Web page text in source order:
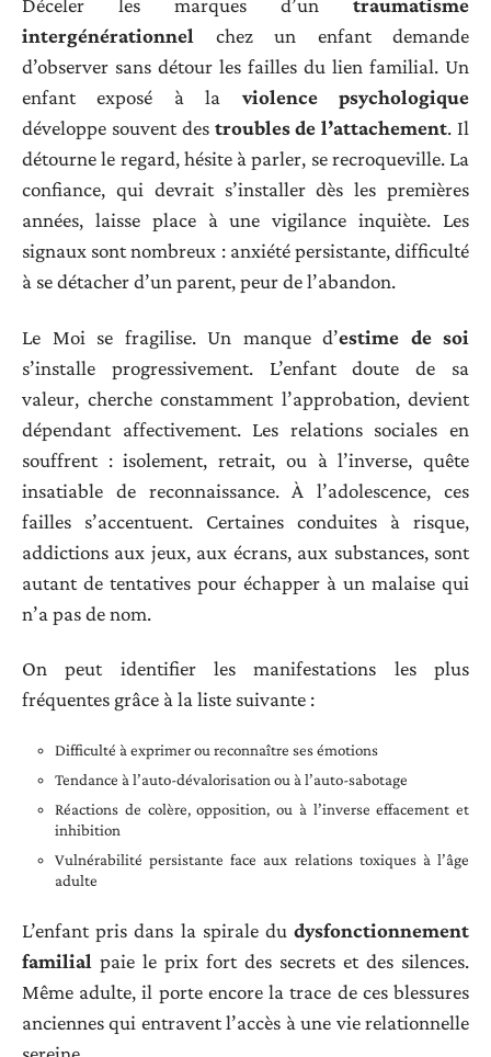
Déceler les marques d’un traumatisme
intergénérationnel chez un enfant demande
d’observer sans détour les failles du lien familial. Un
enfant exposé à la violence psychologique
développe souvent des troubles de l’attachement. Il
détourne le regard, hésite à parler, se recroqueville. La
confiance, qui devrait s’installer dès les premières
années, laisse place à une vigilance inquiète. Les
signaux sont nombreux : anxiété persistante, difficulté
à se détacher d’un parent, peur de l’abandon.
Le Moi se fragilise. Un manque d’estime de soi
s’installe progressivement. L’enfant doute de sa
valeur, cherche constamment l’approbation, devient
dépendant affectivement. Les relations sociales en
souffrent : isolement, retrait, ou à l’inverse, quête
insatiable de reconnaissance. À l’adolescence, ces
failles s’accentuent. Certaines conduites à risque,
addictions aux jeux, aux écrans, aux substances, sont
autant de tentatives pour échapper à un malaise qui
n’a pas de nom.
On peut identifier les manifestations les plus
fréquentes grâce à la liste suivante :
Difficulté à exprimer ou reconnaître ses émotions
Tendance à l’auto-dévalorisation ou à l’auto-sabotage
Réactions de colère, opposition, ou à l’inverse effacement et
inhibition
Vulnérabilité persistante face aux relations toxiques à l’âge
adulte
L’enfant pris dans la spirale du dysfonctionnement
familial paie le prix fort des secrets et des silences.
Même adulte, il porte encore la trace de ces blessures
anciennes qui entravent l’accès à une vie relationnelle